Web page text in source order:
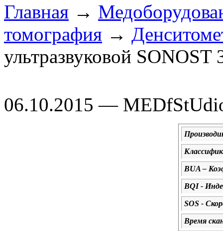
Главная →
томография →
ультразвуковой
06.10.2015 —
BUA –
BQI -
SOS -
Время